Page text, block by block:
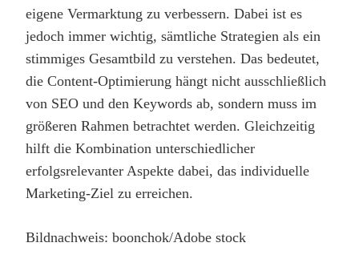
eigene Vermarktung zu verbessern. Dabei ist es
jedoch immer wichtig, sämtliche Strategien als ein
stimmiges Gesamtbild zu verstehen. Das bedeutet,
die Content-Optimierung hängt nicht ausschließlich
von SEO und den Keywords ab, sondern muss im
größeren Rahmen betrachtet werden. Gleichzeitig
hilft die Kombination unterschiedlicher
erfolgsrelevanter Aspekte dabei, das individuelle
Marketing-Ziel zu erreichen.
Bildnachweis: boonchok/Adobe stock